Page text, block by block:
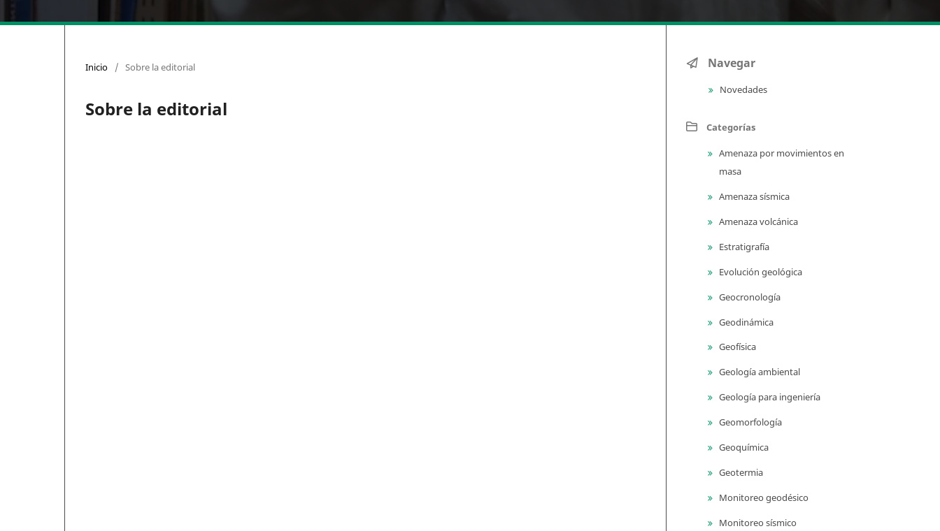
Inicio / Sobre la editorial
Sobre la editorial
Navegar
Novedades
Categorías
Amenaza por movimientos en
masa
Amenaza sísmica
Amenaza volcánica
Estratigrafía
Evolución geológica
Geocronología
Geodinámica
Geofísica
Geología ambiental
Geología para ingeniería
Geomorfología
Geoquímica
Geotermia
Monitoreo geodésico
Monitoreo sísmico